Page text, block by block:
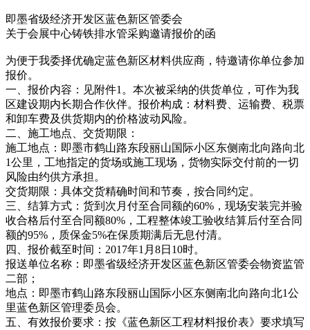
即墨省级经济开发区蓝色新区管委会
关于会展中心铸铁排水管采购邀请报价的函
为便于我委择优确定蓝色新区材料供应商，特邀请你单位参加
报价。
一、报价内容：见附件1。本次被采纳的供货单位，可作为我
区建设期内长期合作伙伴。报价构成：材料费、运输费、税票
和卸车费及供货期内的价格波动风险。
二、施工地点、交货期限：
施工地点：即墨市鹤山路东段丽山国际小区东侧南北向路向北
1公里，工地指定的货场或施工现场，货物实际交付前的一切
风险由约供方承担。
交货期限：具体交货精确时间和节奏，按合同约定。
三、结算方式：货到次月付至合同额的60%，现场安装完并验
收合格后付至合同额80%，工程整体竣工验收结算后付至合同
额的95%，质保金5%在保质期满后无息付清。
四、报价截至时间：2017年1月8日10时。
报送单位名称：即墨省级经济开发区蓝色新区管委会物资监管
二部；
地点：即墨市鹤山路东段丽山国际小区东侧南北向路向北1公
里蓝色新区管理委员会。
五、有效报价要求：按《蓝色新区工程材料报价表》要求填写